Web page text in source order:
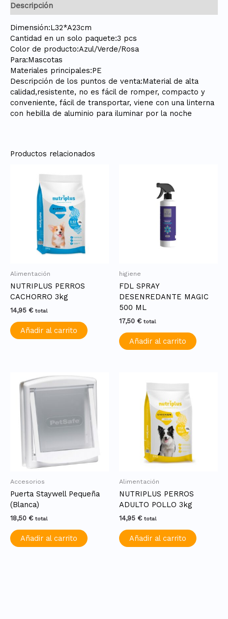
Descripción
Dimensión:L32*A23cm
Cantidad en un solo paquete:3 pcs
Color de producto:Azul/Verde/Rosa
Para:Mascotas
Materiales principales:PE
Descripción de los puntos de venta:Material de alta
calidad,resistente, no es fácil de romper, compacto y
conveniente, fácil de transportar, viene con una linterna
con hebilla de aluminio para iluminar por la noche
Productos relacionados
Alimentación
NUTRIPLUS PERROS
CACHORRO 3kg
14,95 € total
Añadir al carrito
higiene
FDL SPRAY
DESENREDANTE MAGIC
500 ML
17,50 € total
Añadir al carrito
Accesorios
Puerta Staywell Pequeña
(Blanca)
18,50 € total
Añadir al carrito
Alimentación
NUTRIPLUS PERROS
ADULTO POLLO 3kg
14,95 € total
Añadir al carrito